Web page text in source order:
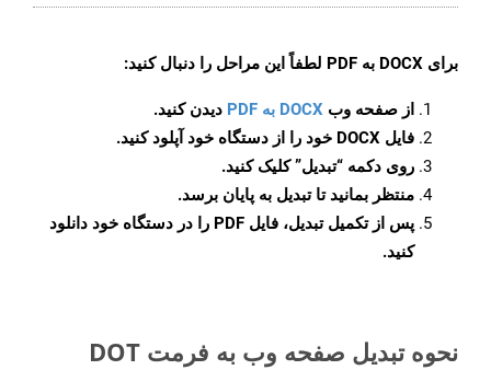
برای DOCX به PDF لطفاً این مراحل را دنبال کنید:
از صفحه وب DOCX به PDF
دیدن کنید.
فایل DOCX خود را از دستگاه خود آپلود کنید.
روی دکمه “تبدیل”کلیک کنید.
منتظر بمانید تا تبدیل به پایان برسد.
پس از تکمیل تبدیل، فایل PDF را در دستگاه خود دانلود
کنید.
نحوه تبدیل صفحه وب به فرمت DOT